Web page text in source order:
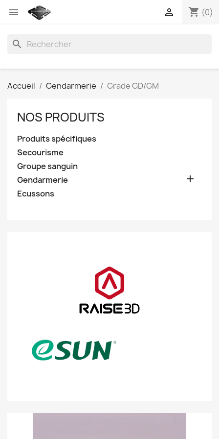
 shopping_cart (0)

search
Accueil Gendarmerie Grade GD/GM
NOS PRODUITS
Produits spécifiques
Secourisme
Groupe sanguin
Gendarmerie

Ecussons